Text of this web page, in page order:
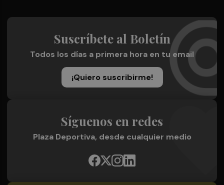
Suscríbete al Boletín
Todos los días a primera hora en tu email
¡Quiero suscribirme!
Síguenos en redes
Plaza Deportiva, desde cualquier medio